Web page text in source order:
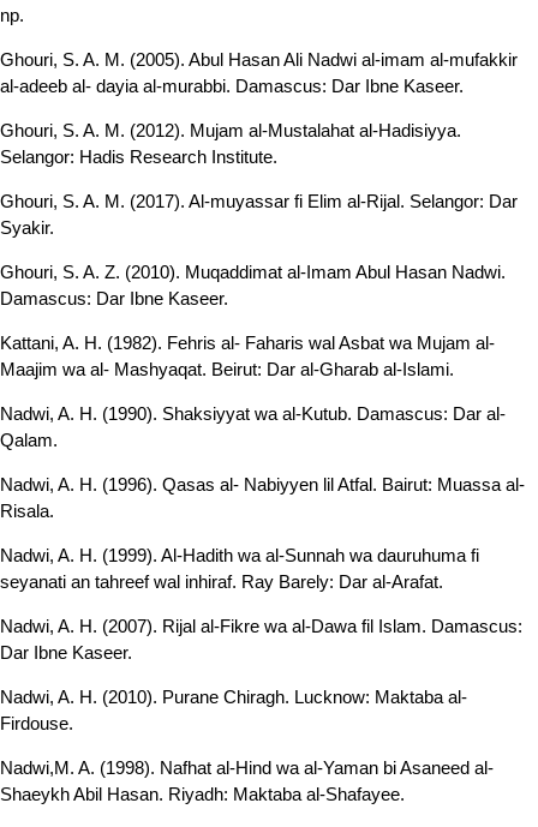
np.
Ghouri, S. A. M. (2005). Abul Hasan Ali Nadwi al-imam al-mufakkir
al-adeeb al- dayia al-murabbi. Damascus: Dar Ibne Kaseer.
Ghouri, S. A. M. (2012). Mujam al-Mustalahat al-Hadisiyya.
Selangor: Hadis Research Institute.
Ghouri, S. A. M. (2017). Al-muyassar fi Elim al-Rijal. Selangor: Dar
Syakir.
Ghouri, S. A. Z. (2010). Muqaddimat al-Imam Abul Hasan Nadwi.
Damascus: Dar Ibne Kaseer.
Kattani, A. H. (1982). Fehris al- Faharis wal Asbat wa Mujam al-
Maajim wa al- Mashyaqat. Beirut: Dar al-Gharab al-Islami.
Nadwi, A. H. (1990). Shaksiyyat wa al-Kutub. Damascus: Dar al-
Qalam.
Nadwi, A. H. (1996). Qasas al- Nabiyyen lil Atfal. Bairut: Muassa al-
Risala.
Nadwi, A. H. (1999). Al-Hadith wa al-Sunnah wa dauruhuma fi
seyanati an tahreef wal inhiraf. Ray Barely: Dar al-Arafat.
Nadwi, A. H. (2007). Rijal al-Fikre wa al-Dawa fil Islam. Damascus:
Dar Ibne Kaseer.
Nadwi, A. H. (2010). Purane Chiragh. Lucknow: Maktaba al-
Firdouse.
Nadwi,M. A. (1998). Nafhat al-Hind wa al-Yaman bi Asaneed al-
Shaeykh Abil Hasan. Riyadh: Maktaba al-Shafayee.